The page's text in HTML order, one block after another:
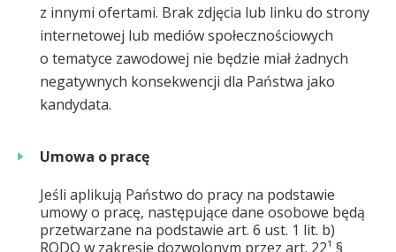
z innymi ofertami. Brak zdjęcia lub linku do strony
internetowej lub mediów społecznościowych
o tematyce zawodowej nie będzie miał żadnych
negatywnych konsekwencji dla Państwa jako
kandydata.
Umowa o pracę
Jeśli aplikują Państwo do pracy na podstawie
umowy o pracę, następujące dane osobowe będą
przetwarzane na podstawie art. 6 ust. 1 lit. b)
RODO w zakresie dozwolonym przez art. 22¹ §